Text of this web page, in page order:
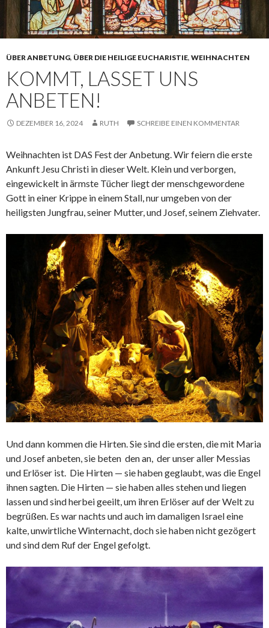
ÜBER ANBETUNG, ÜBER DIE HEILIGE EUCHARISTIE, WEIHNACHTEN
KOMMT, LASSET UNS
ANBETEN!
DEZEMBER 16, 2024 RUTH SCHREIBE EINEN KOMMENTAR
Weihnachten ist DAS Fest der Anbetung. Wir feiern die erste
Ankunft Jesu Christi in dieser Welt. Klein und verborgen,
eingewickelt in ärmste Tücher liegt der menschgewordene
Gott in einer Krippe in einem Stall, nur umgeben von der
heiligsten Jungfrau, seiner Mutter, und Josef, seinem Ziehvater.
Und dann kommen die Hirten. Sie sind die ersten, die mit Maria
und Josef anbeten, sie beten den an, der unser aller Messias
und Erlöser ist. Die Hirten — sie haben geglaubt, was die Engel
ihnen sagten. Die Hirten — sie haben alles stehen und liegen
lassen und sind herbei geeilt, um ihren Erlöser auf der Welt zu
begrüßen. Es war nachts und auch im damaligen Israel eine
kalte, unwirtliche Winternacht, doch sie haben nicht gezögert
und sind dem Ruf der Engel gefolgt.